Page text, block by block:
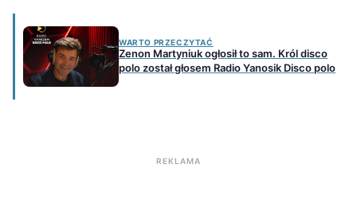
WARTO PRZECZYTAĆ
Zenon Martyniuk ogłosił to sam. Król disco
polo został głosem Radio Yanosik Disco polo
REKLAMA